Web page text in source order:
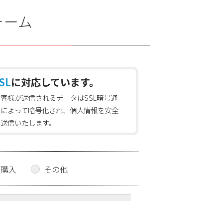
ム
に対応しています。
様が送信されるデータはSSL暗号通
よって暗号化され、個人情報を安全
信いたします。
入 その他